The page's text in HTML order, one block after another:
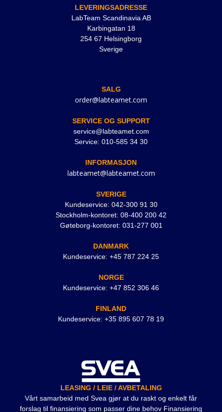
LEVERINGSADRESSE
LabTeam Scandinavia AB
Karbingatan 18
254 67 Helsingborg
Sverige
SALG
order@labteamet.com
SERVICE OG SUPPORT
service@labteamet.com
Service: 010-585 34 30
INFORMASJON
labteamet@labteamet.com
SVERIGE
Kundeservice: 042-300 91 30
Stockholm-kontoret: 08-400 200 42
Gøteborg-kontoret: 031-277 001
DANMARK
Kundeservice: +45 787 224 25
NORGE
Kundeservice: +47 852 306 46
FINLAND
Kundeservice: +35 895 607 78 19
LEASING / LEIE / AVBETALING
Vårt samarbeid med Svea gjør at du raskt og enkelt får
forslag til finansiering som passer dine behov Finansiering